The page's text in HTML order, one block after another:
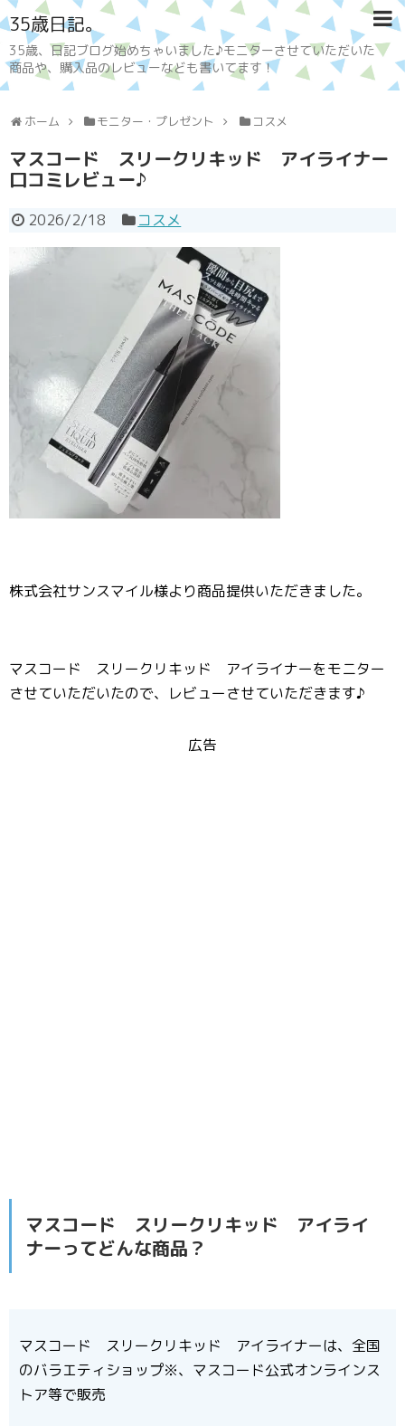
35歳日記。
35歳、日記ブログ始めちゃいました♪モニターさせていただいた
商品や、購入品のレビューなども書いてます！
ホーム モニター・プレゼント コスメ
マスコード スリークリキッド アイライナー
口コミレビュー♪
2026/2/18 コスメ
株式会社サンスマイル様より商品提供いただきました。
マスコード スリークリキッド アイライナーをモニター
させていただいたので、レビューさせていただきます♪
広告
マスコード スリークリキッド アイライ
ナーってどんな商品？
マスコード スリークリキッド アイライナーは、全国
のバラエティショップ※、マスコード公式オンラインス
トア等で販売